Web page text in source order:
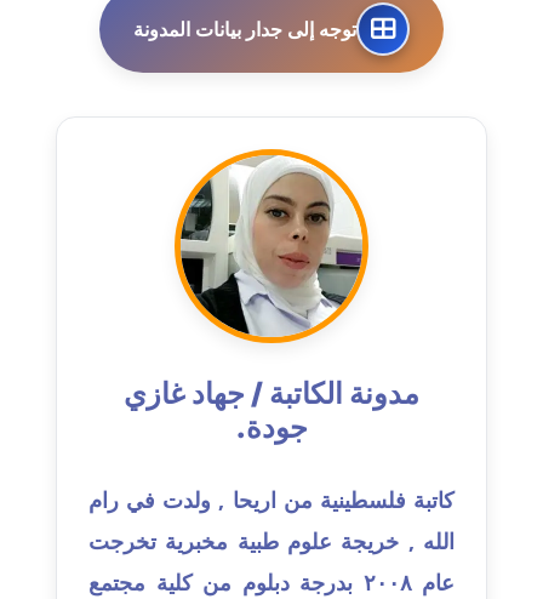
عاملة
مدونة احمد زكريا
مدونة أحمد سيد
عاملة
توجه إلى جدار بيانات المدونة
مدونة الكاتبة / جهاد غازي
جودة.
كاتبة فلسطينية من اريحا , ولدت في رام
الله , خريجة علوم طبية مخبرية تخرجت
عام ٢٠٠٨ بدرجة دبلوم من كلية مجتمع